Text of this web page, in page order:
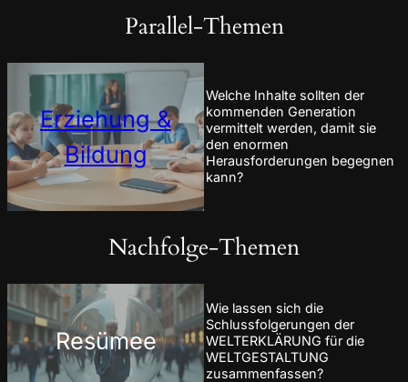
Parallel-Themen
Erziehung &
Bildung
Welche Inhalte sollten der
kommenden Generation
vermittelt werden, damit sie
den enormen
Herausforderungen begegnen
kann?
Nachfolge-Themen
Resümee
Wie lassen sich die
Schlussfolgerungen der
WELTERKLÄRUNG für die
WELTGESTALTUNG
zusammenfassen?